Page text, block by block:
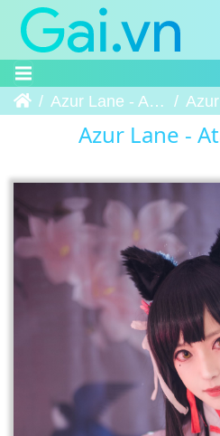
Trang chủAzur Lane - Atago Azur
Azur Lane -